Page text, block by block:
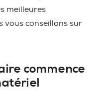
meilleures
vous conseillons sur
commence